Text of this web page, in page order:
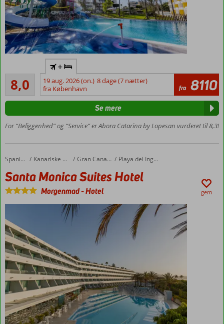
by
Abora
Hipt,
og
trendy
hotel
service
Moderne
udtryk
nærheden
8,0
Meget godt
142
anmeldelser
+
19 aug. 2026 (on.) 8 dage (7 nætter)
fra København
fra 8110
For “Beliggenhed” og “Service” er Abora Catarina by Lopesan vurderet til 8,3!
Se mere
Forside Spanien Kanariske Øer Gran Canaria Playa del Ingles
Santa Monica Suites Hotel
Santa Monica Suites Hotel
Morgenmad-Hotel gem